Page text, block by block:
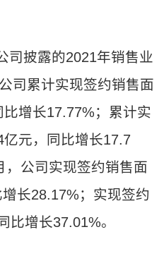
司披露的2021年销售业
司累计实现签约销售面
增长17.77%；累计实
元，同比增长17.7
，公司实现签约销售面
长28.17%；实现签约
比增长37.01%。